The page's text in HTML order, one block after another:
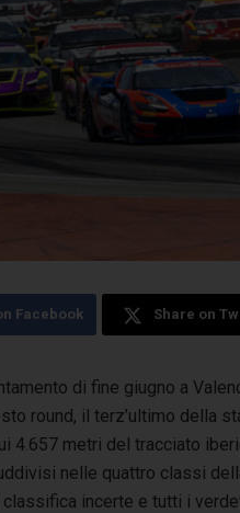
Facebook Share on
di fine giugno a
round, il terz’ultimo della
4.657 metri del tracciato
nelle quattro classi
incerte e tutti i